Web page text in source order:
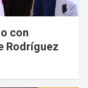
con
Rodríguez